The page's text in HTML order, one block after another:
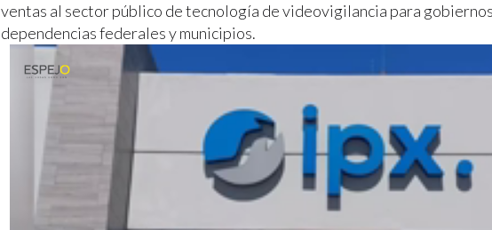
ventas al sector público de tecnología de videovigilancia para
dependencias federales y municipios.